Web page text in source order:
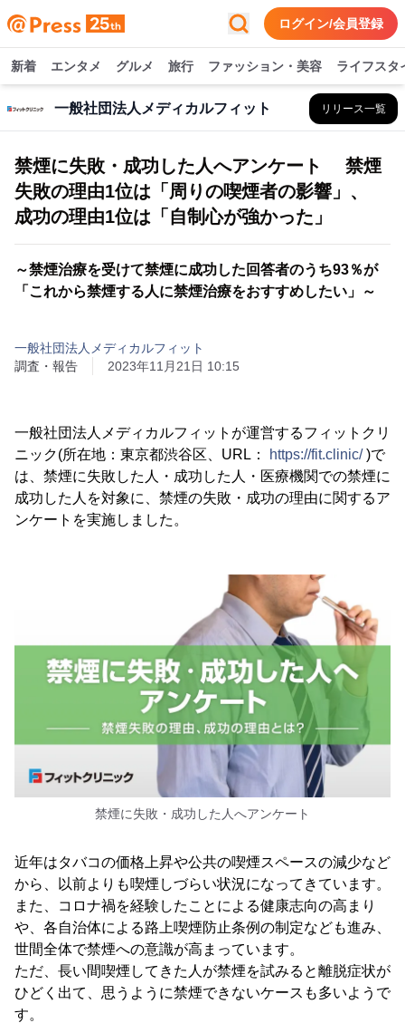
ログイン/会員登録
新着 エンタメ グルメ 旅行 ファッション・美容 ライフスタ
一般社団法人メディカルフィット リリース一覧
禁煙に失敗・成功した人へアンケート 禁煙
失敗の理由1位は「周りの喫煙者の影響」、
成功の理由1位は「自制心が強かった」
～禁煙治療を受けて禁煙に成功した回答者のうち93％が
「これから禁煙する人に禁煙治療をおすすめしたい」～
一般社団法人メディカルフィット
調査・報告
2023年11月21日 10:15
一般社団法人メディカルフィットが運営するフィットクリ
ニック(所在地：東京都渋谷区、URL：
https://fit.clinic/)で
は、禁煙に失敗した人・成功した人・医療機関での禁煙に
成功した人を対象に、禁煙の失敗・成功の理由に関するア
ンケートを実施しました。
禁煙に失敗・成功した人へアンケート
近年はタバコの価格上昇や公共の喫煙スペースの減少など
から、以前よりも喫煙しづらい状況になってきています。
また、コロナ禍を経験したことによる健康志向の高まり
や、各自治体による路上喫煙防止条例の制定なども進み、
世間全体で禁煙への意識が高まっています。
ただ、長い間喫煙してきた人が禁煙を試みると離脱症状が
ひどく出て、思うように禁煙できないケースも多いようで
す。